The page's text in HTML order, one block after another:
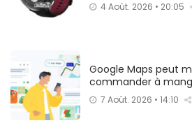
4 Août. 2026 • 20:05
Google Maps peut
commander à
7 Août. 2026 • 14:10